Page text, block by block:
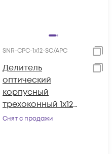
SNR-CPC-1x12-SC/APC
Делитель
оптический
корпусный
трехоконный 1х12
SC/APC
Снят с продажи